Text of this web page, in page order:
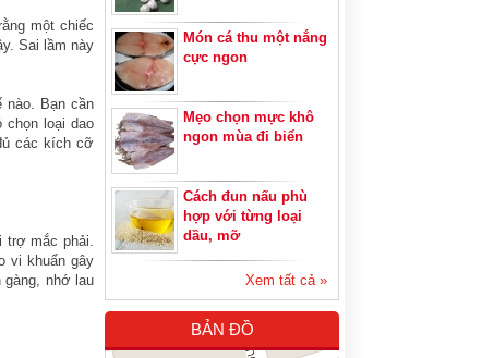
một chiếc
Sai lầm này
nào. Bạn cần
loại dao
các kích cỡ
trợ mắc phải.
vi khuẩn gây
gàng, nhớ lau
Món cá thu một nắng
cực ngon
Mẹo chọn mực khô
ngon mùa đi biển
Cách đun nấu phù
hợp với từng loại
dầu, mỡ
Xem tất cả »
BẢN ĐỒ